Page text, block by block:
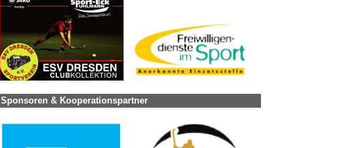
Sponsoren & Kooperationspartner